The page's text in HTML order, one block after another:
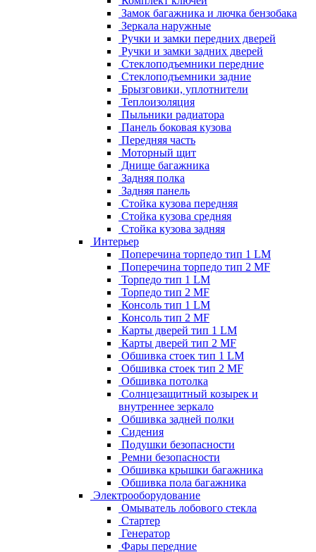
Замок багажника и лючка бензобака
Зеркала наружные
Ручки и замки передних дверей
Ручки и замки задних дверей
Стеклоподъемники передние
Стеклоподъемники задние
Брызговики, уплотнители
Теплоизоляция
Пыльники радиатора
Панель боковая кузова
Передняя часть
Моторный щит
Днище багажника
Задняя полка
Задняя панель
Стойка кузова передняя
Стойка кузова средняя
Стойка кузова задняя
Интерьер
Поперечина торпедо тип 1 LM
Поперечина торпедо тип 2 MF
Торпедо тип 1 LM
Торпедо тип 2 MF
Консоль тип 1 LM
Консоль тип 2 MF
Карты дверей тип 1 LM
Карты дверей тип 2 MF
Обшивка стоек тип 1 LM
Обшивка стоек тип 2 MF
Обшивка потолка
Солнцезащитный козырек и
внутреннее зеркало
Обшивка задней полки
Сидения
Подушки безопасности
Ремни безопасности
Обшивка крышки багажника
Обшивка пола багажника
Электрооборудование
Омыватель лобового стекла
Стартер
Генератор
Фары передние